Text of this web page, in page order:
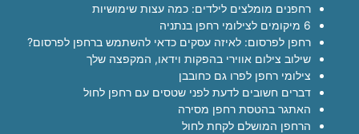
רחפנים מומלצים לילדים: כמה עצות שימושיות
6 מיקומים לצילומי רחפן בנתניה
רחפן לפרסום: לאיזה עסקים כדאי להשתמש ברחפן לפרסום?
שילוב צילום אווירי בהפקות וידאו, המקפצה שלך
צילומי רחפן לפרו גם כחובבן
דברים חשובים לדעת לפני שטסים עם רחפן לחול
האתגר בהטסת רחפן מסירה
הרחפן המושלם לקחת לחול